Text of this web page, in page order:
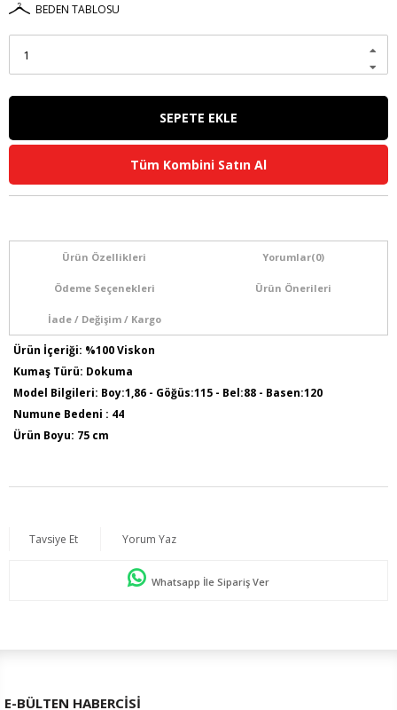
BEDEN TABLOSU
Tüm Kombini Satın Al
Ürün Özellikleri Yorumlar(0)
Ödeme Seçenekleri Ürün Önerileri
İade / Değişim / Kargo
Ürün İçeriği: %100 Viskon
Kumaş Türü: Dokuma
Model Bilgileri: Boy:1,86 - Göğüs:115 - Bel:88 - Basen:120
Numune Bedeni : 44
Ürün Boyu: 75 cm
Tavsiye Et Yorum Yaz
Whatsapp İle Sipariş Ver
E-BÜLTEN HABERCİSİ